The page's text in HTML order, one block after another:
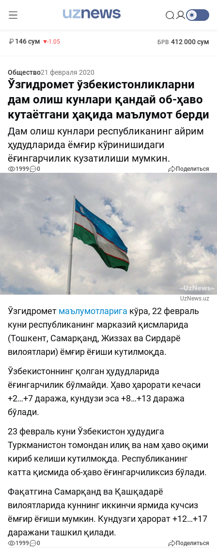
146 сум -1.05 БРВ 412 000 сум
Общество21 февраля 2020
Ўзгидромет ўзбекистонликларни
дам олиш кунлари қандай об-ҳаво
кутаётгани ҳақида маълумот берди
Дам олиш кунлари республиканинг айрим
ҳудудларида ёмғир кўринишидаги
ёғингарчилик кузатилиши мумкин.
1999 0 Поделиться
UzNews.uz
Ўзгидромет маълумотларига кўра, 22 февраль
куни республиканинг марказий қисмларида
(Тошкент, Самарқанд, Жиззах ва Сирдарё
вилоятлари) ёмғир ёғиши кутилмоқда.
Ўзбекистоннинг қолган ҳудудларида
ёғингарчилик бўлмайди. Ҳаво ҳарорати кечаси
+2…+7 даража, кундузи эса +8…+13 даража
бўлади.
23 февраль куни Ўзбекистон ҳудудига
Туркманистон томондан илиқ ва нам ҳаво оқими
кириб келиши кутилмоқда. Республиканинг
катта қисмида об-ҳаво ёғингарчиликсиз бўлади.
Фақатгина Самарқанд ва Қашқадарё
вилоятларида куннинг иккинчи ярмида кучсиз
ёмғир ёғиши мумкин. Кундузги ҳарорат +12…+17
даражани ташкил қилади.
1999 0 Поделиться